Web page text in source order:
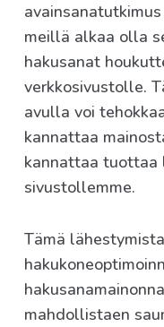
meillä alkaa olla
hakusanat
verkkosivustolle.
avulla voi
kannattaa
kannattaa tuottaa
sivustollemme.
Tämä
mahdollistaen